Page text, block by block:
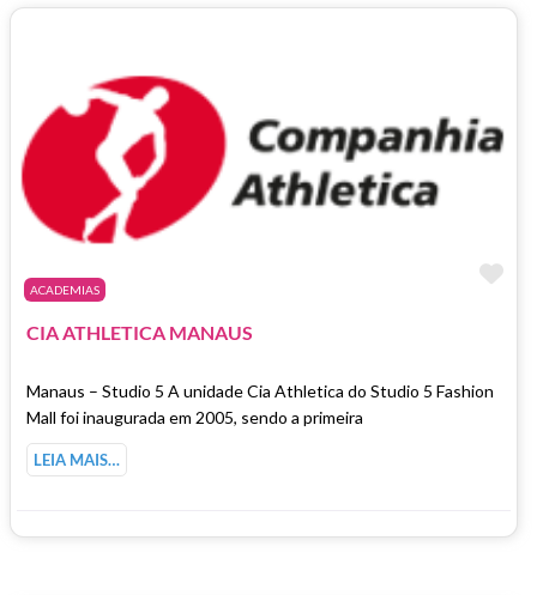
ACADEMIAS
CIA ATHLETICA MANAUS
Manaus – Studio 5 A unidade Cia Athletica do Studio 5 Fashion
Mall foi inaugurada em 2005, sendo a primeira
LEIA MAIS…